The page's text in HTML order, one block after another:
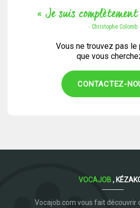
« Je suis - Christophe Colomb
Vous ne trouvez pas le
que vous
CONTACTEZ-
VOCAJOB,
Vocajob.com vous fait découvrir